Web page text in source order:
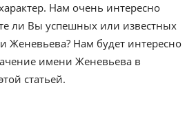
Нам очень интересно
ли Вы успешных или известных
Женевьева? Нам будет интересно
имени Женевьева в
статьей.